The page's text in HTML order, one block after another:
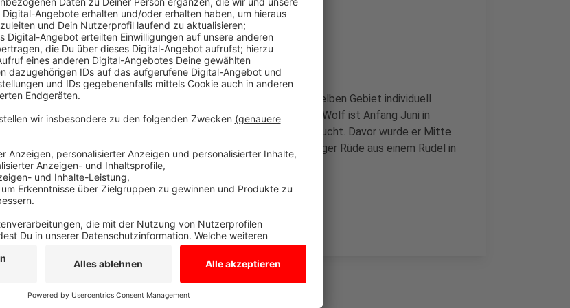
Wolf wurde wohl 2020 geboren
Anzeige
GW 2347 ist jetzt territorial, weil er länger als sechs Monate im selben Gebiet individuell
nachgewiesen wurde, schreibt das NRW-Umweltministerium. Der Wolf ist Anfang Juni in
Haltern am See in unserem Nachbarkreis Recklinghausen aufgetaucht. Davor wurde er Mitte
Mai in einem Waldgebiet in Reken nachgewiesen. GW 2347 ein junger Rüde aus einem Rudel in
Niedersachsen und wurde wahrscheinlich 2020 geboren.
Anzeige